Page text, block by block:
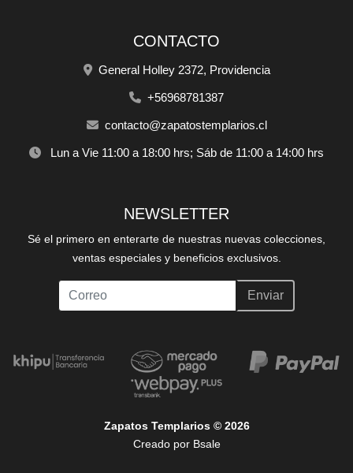
CONTACTO
General Holley 2372, Providencia
+56968781387
contacto@zapatostemplarios.cl
Lun a Vie 11:00 a 18:00 hrs; Sáb de 11:00 a 14:00 hrs
NEWSLETTER
Sé el primero en enterarte de nuestras nuevas colecciones,
ventas especiales y beneficios exclusivos.
Enviar
Zapatos Templarios © 2026
Creado por Bsale